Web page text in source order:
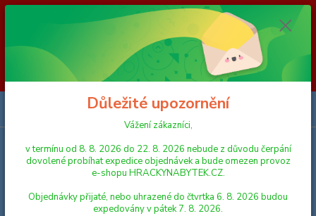
Vážení zákazníci, v termínu od 8. 8. 2026 do 23. 8. 2026 nebude z
důvodu čerpání dovolené probíhat expedice objednávek a bude omezen
provoz e-shopu HRACKYNABYTEK.CZ. Objednávky přijaté, nebo
uhrazené do čtvrtka 6. 8. 2026 budou expedovány v pátek 7. 8. 2026.
Objednávky přijaté, nebo uhrazené od pátku 7. 8. 2026 do neděle 23. 8.
2026 budou postupně expedovány od pondělí 24. 8. 2026. Děkujeme za
pochopení HRACKYNABYTEK.CZ
Menu
Hledat
Důležité upozornění
Vážení zákazníci,
v termínu od 8. 8. 2026 do 22. 8. 2026 nebude z důvodu čerpání
dovolené probíhat expedice objednávek a bude omezen provoz
e-shopu HRACKYNABYTEK.CZ.
Objednávky přijaté, nebo uhrazené do čtvrtka 6. 8. 2026 budou
expedovány v pátek 7. 8. 2026.